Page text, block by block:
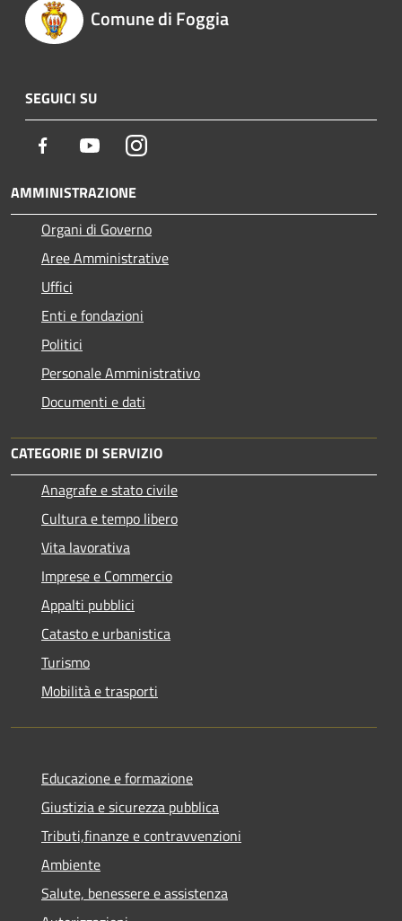
Comune di Foggia
SEGUICI SU
Facebook YoutubeInstagram
AMMINISTRAZIONE
Organi di Governo
Aree Amministrative
Uffici
Enti e fondazioni
Politici
Personale Amministrativo
Documenti e dati
CATEGORIE DI SERVIZIO
Anagrafe e stato civile
Cultura e tempo libero
Vita lavorativa
Imprese e Commercio
Appalti pubblici
Catasto e urbanistica
Turismo
Mobilità e trasporti
Educazione e formazione
Giustizia e sicurezza pubblica
Tributi,finanze e contravvenzioni
Ambiente
Salute, benessere e assistenza